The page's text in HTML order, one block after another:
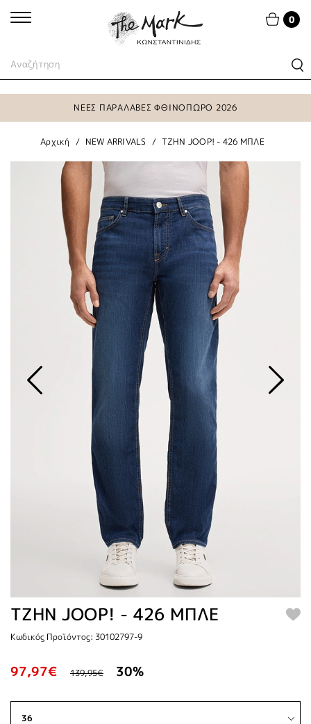
0
ΝΕΕΣ ΠΑΡΑΛΑΒΕΣ ΦΘΙΝΟΠΩΡΟ 2026
Αρχική NEW ARRIVALS TZHN JOOP! - 426 ΜΠΛΕ
TZHN JOOP! - 426 ΜΠΛΕ
Κωδικός Προϊόντος: 30102797-9
97,97€ 139,95€ 30%